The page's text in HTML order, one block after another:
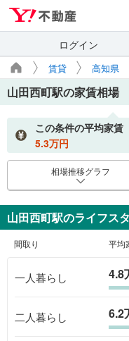
ログイン
賃貸 高知県
山田西町駅の家賃相場
この条件の平均家賃
5.3万円
相場推移グラフ
山田西町駅のライフス
間取り 平均
一人暮らし 4.8
二人暮らし 6.2